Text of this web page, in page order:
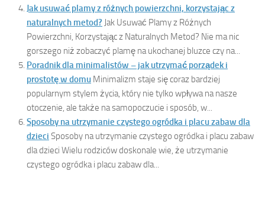
Jak usuwać plamy z różnych powierzchni, korzystając z
naturalnych metod? Jak Usuwać Plamy z Różnych
Powierzchni, Korzystając z Naturalnych Metod? Nie ma nic
gorszego niż zobaczyć plamę na ukochanej bluzce czy na...
Poradnik dla minimalistów – jak utrzymać porządek i
prostotę w domu Minimalizm staje się coraz bardziej
popularnym stylem życia, który nie tylko wpływa na nasze
otoczenie, ale także na samopoczucie i sposób, w...
Sposoby na utrzymanie czystego ogródka i placu zabaw dla
dzieci Sposoby na utrzymanie czystego ogródka i placu zabaw
dla dzieci Wielu rodziców doskonale wie, że utrzymanie
czystego ogródka i placu zabaw dla...